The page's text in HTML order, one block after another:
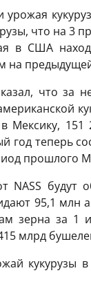
урожая
что на 3
в США
на
что за
Мексику,
год теперь
прошлого
NASS
95,1 млн
зерна за 1
млрд
кукурузы